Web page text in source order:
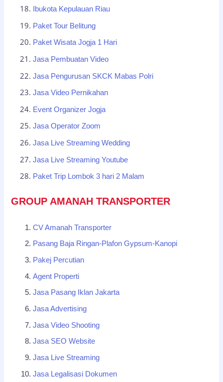
Ibukota Kepulauan Riau
Paket Tour Belitung
Paket Wisata Jogja 1 Hari
Jasa Pembuatan Video
Jasa Pengurusan SKCK Mabas Polri
Jasa Video Pernikahan
Event Organizer Jogja
Jasa Operator Zoom
Jasa Live Streaming Wedding
Jasa Live Streaming Youtube
Paket Trip Lombok 3 hari 2 Malam
GROUP AMANAH TRANSPORTER
CV Amanah Transporter
Pasang Baja Ringan-Plafon Gypsum-Kanopi
Pakej Percutian
Agent Properti
Jasa Pasang Iklan Jakarta
Jasa Advertising
Jasa Video Shooting
Jasa SEO Website
Jasa Live Streaming
Jasa Legalisasi Dokumen